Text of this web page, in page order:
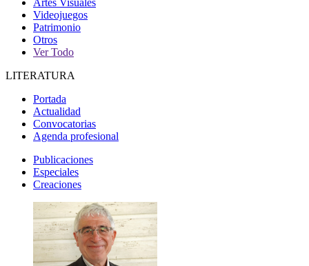
Artes Visuales
Videojuegos
Patrimonio
Otros
Ver Todo
LITERATURA
Portada
Actualidad
Convocatorias
Agenda profesional
Publicaciones
Especiales
Creaciones